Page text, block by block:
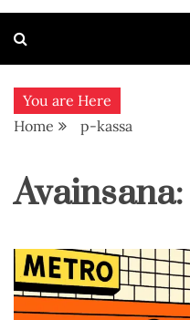
You are Here
Home
p-kassa
Avainsana: